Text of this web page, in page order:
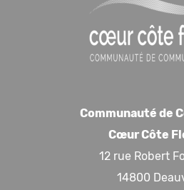
Communauté de
Cœur Côte
12 rue Robert
14800